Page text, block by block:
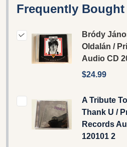
Frequently Bought
Bródy
Oldalán /
‎Audio CD
$24.99
A Tribute
Thank U /
Records
120101 2